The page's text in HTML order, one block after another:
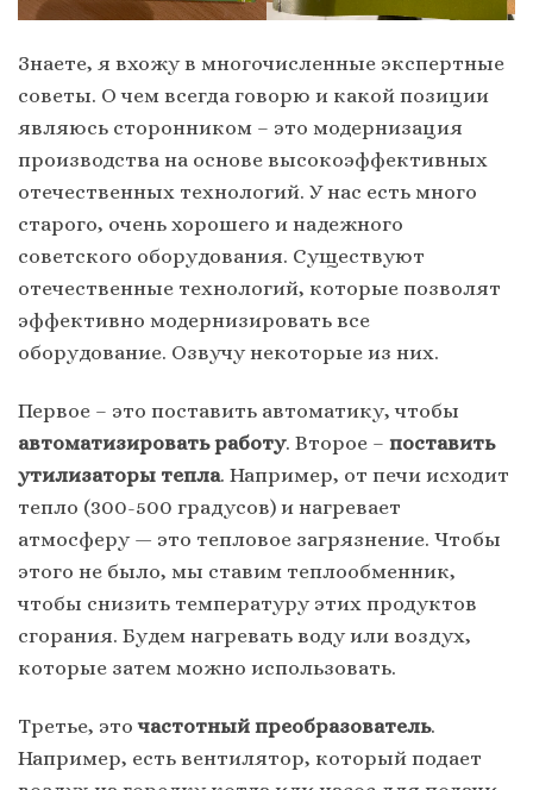
Знаете, я вхожу в многочисленные экспертные
советы. О чем всегда говорю и какой позиции
являюсь сторонником – это модернизация
производства на основе высокоэффективных
отечественных технологий. У нас есть много
старого, очень хорошего и надежного
советского оборудования. Существуют
отечественные технологий, которые позволят
эффективно модернизировать все
оборудование. Озвучу некоторые из них.
Первое – это поставить автоматику, чтобы
автоматизировать работу. Второе – поставить
утилизаторы тепла. Например, от печи исходит
тепло (300-500 градусов) и нагревает
атмосферу — это тепловое загрязнение. Чтобы
этого не было, мы ставим теплообменник,
чтобы снизить температуру этих продуктов
сгорания. Будем нагревать воду или воздух,
которые затем можно использовать.
Третье, эточастотный преобразователь.
Например, есть вентилятор, который подает